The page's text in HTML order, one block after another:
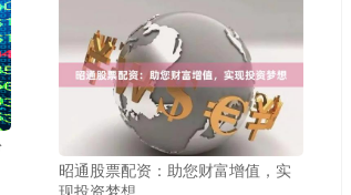
昭通股票配资：助您财富增值，实